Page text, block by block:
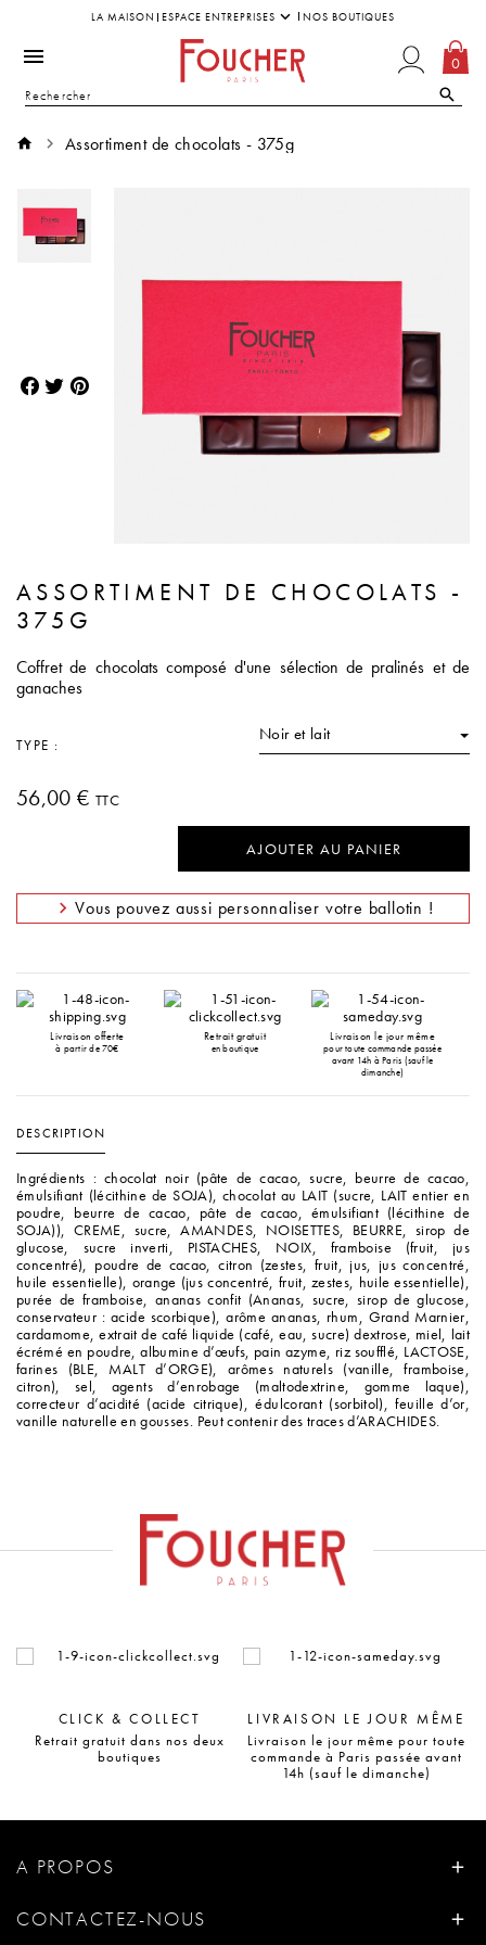
LA MAISON ESPACE ENTREPRISES NOS BOUTIQUES
0
Assortiment de chocolats - 375g
ASSORTIMENT DE CHOCOLATS -
375G
Coffret de chocolats composé d'une sélection de pralinés et de
ganaches
TYPE :
Noir et lait
56,00 € TTC
AJOUTER AU PANIER
Vous pouvez aussi personnaliser votre ballotin !
Livraison offerte
à partir de 70€
Retrait gratuit
en boutique
Livraison le jour même
pour toute commande passée
avant 14h à Paris (sauf le
dimanche)
DESCRIPTION
Ingrédients : chocolat noir (pâte de cacao, sucre, beurre de cacao,
émulsifiant (lécithine de SOJA), chocolat au LAIT (sucre, LAIT entier en
poudre, beurre de cacao, pâte de cacao, émulsifiant (lécithine de
SOJA)), CREME, sucre, AMANDES, NOISETTES, BEURRE, sirop de
glucose, sucre inverti, PISTACHES, NOIX, framboise (fruit, jus
concentré), poudre de cacao, citron (zestes, fruit, jus, jus concentré,
huile essentielle), orange (jus concentré, fruit, zestes, huile essentielle),
purée de framboise, ananas confit (Ananas, sucre, sirop de glucose,
conservateur : acide scorbique), arôme ananas, rhum, Grand Marnier,
cardamome, extrait de café liquide (café, eau, sucre) dextrose, miel, lait
écrémé en poudre, albumine d’œufs, pain azyme, riz soufflé, LACTOSE,
farines (BLE, MALT d’ORGE), arômes naturels (vanille, framboise,
citron), sel, agents d’enrobage (maltodextrine, gomme laque),
correcteur d’acidité (acide citrique), édulcorant (sorbitol), feuille d’or,
vanille naturelle en gousses. Peut contenir des traces d’ARACHIDES.
CLICK & COLLECT
Retrait gratuit dans nos deux
boutiques
LIVRAISON LE JOUR MÊME
Livraison le jour même pour toute
commande à Paris passée avant
14h (sauf le dimanche)
A PROPOS
CONTACTEZ-NOUS